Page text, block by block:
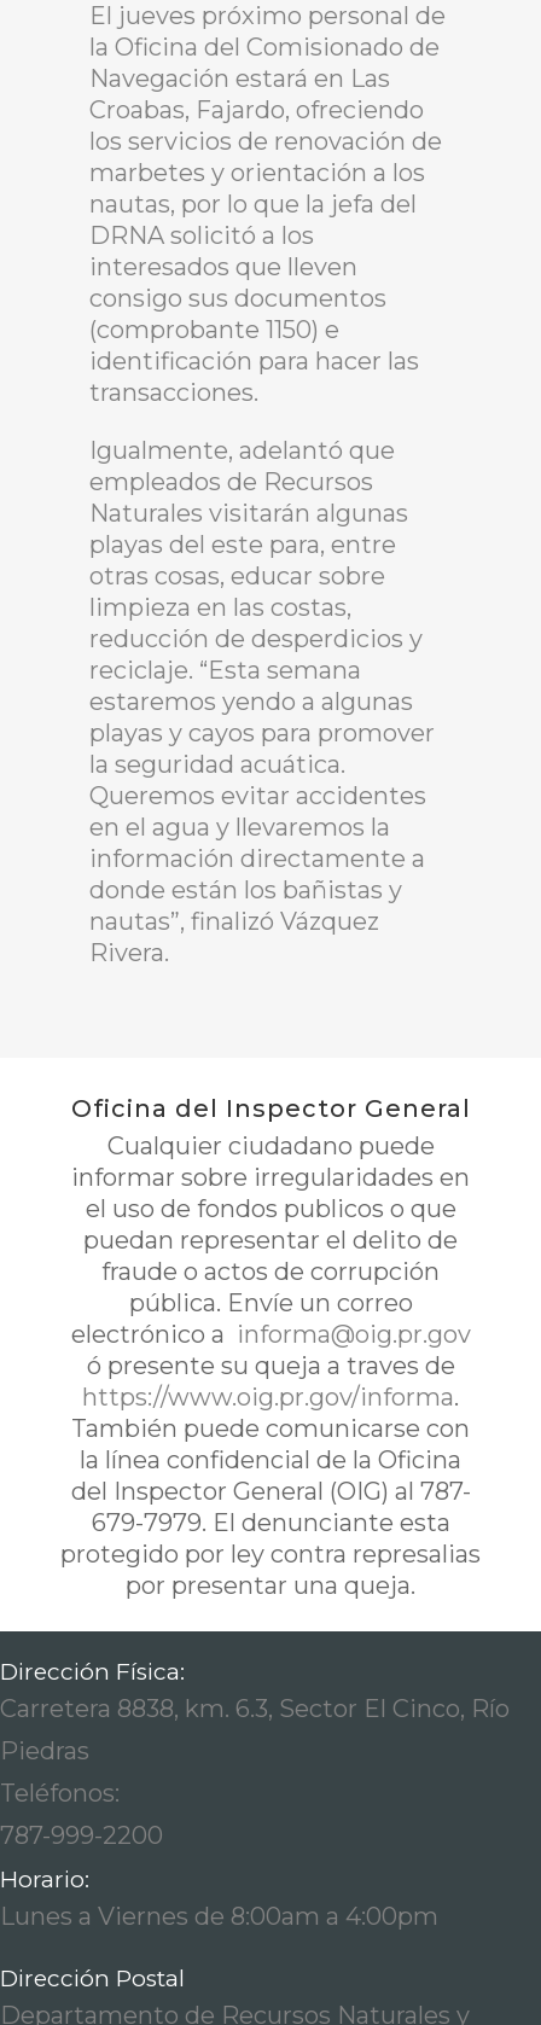
El jueves próximo personal de
la Oficina del Comisionado de
Navegación estará en Las
Croabas, Fajardo, ofreciendo
los servicios de renovación de
marbetes y orientación a los
nautas, por lo que la jefa del
DRNA solicitó a los
interesados que lleven
consigo sus documentos
(comprobante 1150) e
identificación para hacer las
transacciones.
Igualmente, adelantó que
empleados de Recursos
Naturales visitarán algunas
playas del este para, entre
otras cosas, educar sobre
limpieza en las costas,
reducción de desperdicios y
reciclaje. “Esta semana
estaremos yendo a algunas
playas y cayos para promover
la seguridad acuática.
Queremos evitar accidentes
en el agua y llevaremos la
información directamente a
donde están los bañistas y
nautas”, finalizó Vázquez
Rivera.
Oficina del Inspector General
Cualquier ciudadano puede
informar sobre irregularidades en
el uso de fondos publicos o que
puedan representar el delito de
fraude o actos de corrupción
pública. Envíe un correo
electrónico a informa@oig.pr.gov
ó presente su queja a traves de
https://www.oig.pr.gov/informa.
También puede comunicarse con
la línea confidencial de la Oficina
del Inspector General (OIG) al 787-
679-7979. El denunciante esta
protegido por ley contra represalias
por presentar una queja.
Dirección Física:
Carretera 8838, km. 6.3, Sector El Cinco, Río
Piedras
Teléfonos:
787-999-2200
Horario:
Lunes a Viernes de 8:00am a 4:00pm
Dirección Postal
Departamento de Recursos Naturales y